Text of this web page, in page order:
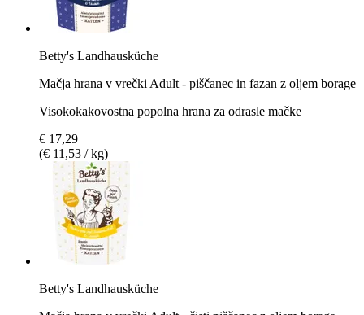
Betty's Landhausküche
Mačja hrana v vrečki Adult - piščanec in fazan z oljem borage
Visokokakovostna popolna hrana za odrasle mačke
€ 17,29
(€ 11,53 / kg)
Betty's Landhausküche